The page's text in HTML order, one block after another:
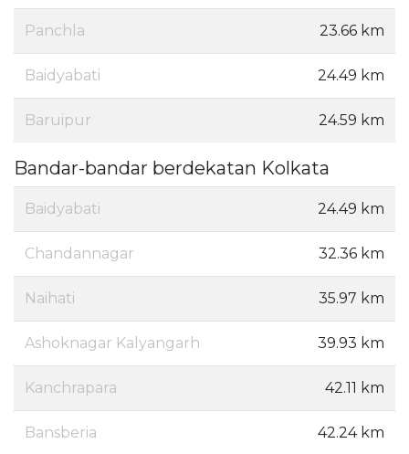
Panchla 23.66 km
Baidyabati 24.49 km
Baruipur 24.59 km
Bandar-bandar berdekatan Kolkata
Baidyabati 24.49 km
Chandannagar 32.36 km
Naihati 35.97 km
Ashoknagar Kalyangarh 39.93 km
Kanchrapara 42.11 km
Bansberia 42.24 km